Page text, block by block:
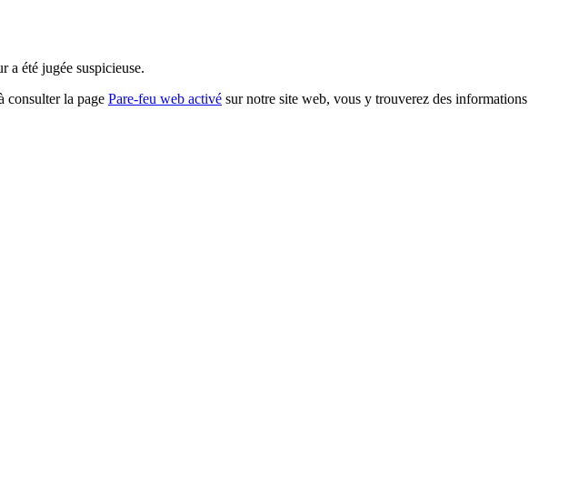
a été jugée suspicieuse.
consulter la page Pare-feu web activé sur notre site web, vous y trouverez des informations